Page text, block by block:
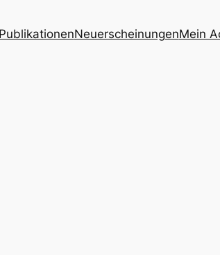
NeuerscheinungenMein